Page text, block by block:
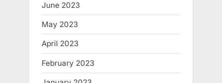
June 2023
May 2023
April 2023
February 2023